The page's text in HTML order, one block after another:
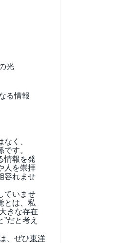
光
る情報
く、
す。
情報を発
人を崇拝
容れませ
ていませ
とは、私
きな存在
だと考え
、ぜひ東洋